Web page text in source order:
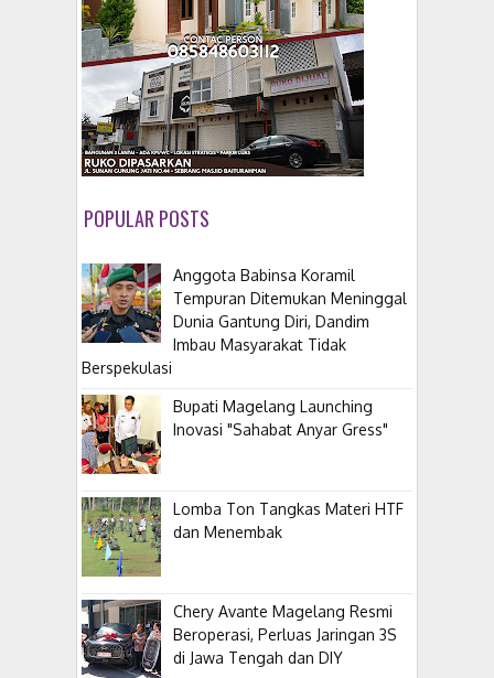
POPULAR POSTS
Anggota Babinsa Koramil
Tempuran Ditemukan Meninggal
Dunia Gantung Diri, Dandim
Imbau Masyarakat Tidak
Berspekulasi
Bupati Magelang Launching
Inovasi "Sahabat Anyar Gress"
Lomba Ton Tangkas Materi HTF
dan Menembak
​Chery Avante Magelang Resmi
Beroperasi, Perluas Jaringan 3S
di Jawa Tengah dan DIY